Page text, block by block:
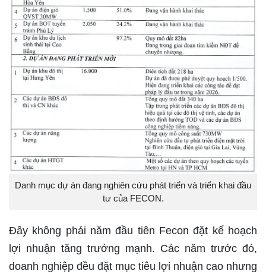
Danh mục dự án đang nghiên cứu phát triển và triển khai đầu
tư của FECON.
Đây không phải năm đầu tiên Fecon đặt kế hoạch
lợi nhuận tăng trưởng mạnh. Các năm trước đó,
doanh nghiệp đều đặt mục tiêu lợi nhuận cao nhưng